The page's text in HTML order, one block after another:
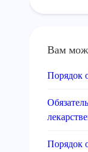
Вам
Порядок
Порядок